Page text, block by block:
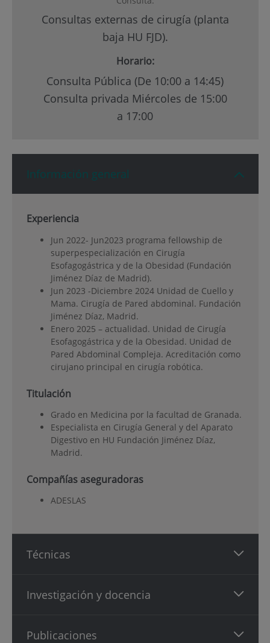
Consultas externas de cirugía (planta
baja HU FJD).
Horario:
Consulta Pública (De 10:00 a 14:45)
Consulta privada Miércoles de 15:00
a 17:00
Información general
Experiencia
Jun 2022- Jun2023 programa fellowship de
superpespecialización en Cirugía
Esofagogástrica y de la Obesidad (Fundación
Jiménez Díaz de Madrid).
Jun 2023 -Diciembre 2024 Unidad de Cuello y
Mama. Cirugía de Pared abdominal. Fundación
Jiménez Díaz, Madrid.
Enero 2025 – actualidad. Unidad de Cirugía
Esofagogástrica y de la Obesidad. Unidad de
Pared Abdominal Compleja. Acreditación como
cirujano principal en cirugía robótica.
Titulación
Grado en Medicina por la facultad de Granada.
Especialista en Cirugía General y del Aparato
Digestivo en HU Fundación Jiménez Díaz,
Madrid.
Compañías aseguradoras
ADESLAS
Técnicas
Investigación y docencia
Publicaciones